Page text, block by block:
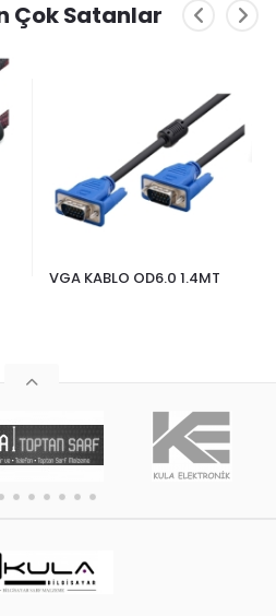
Çok Satanlar
VGA KABLO OD6.0 1.4MT